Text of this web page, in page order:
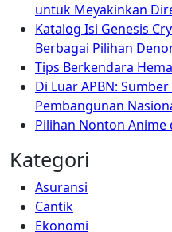
untuk Meyakinkan
Katalog Isi Genesis
Berbagai Pilihan
Tips Berkendara
Di Luar APBN:
Pembangunan
Pilihan Nonton Anime
Kategori
Asuransi
Cantik
Ekonomi